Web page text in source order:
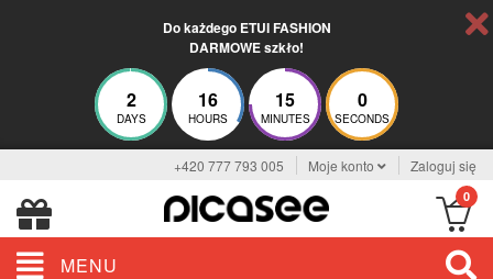
Do każdego ETUI FASHION
DARMOWE szkło!
2
DAYS
16
HOURS
15
MINUTES
0
SECONDS
+420 777 793 005 Moje konto Zaloguj się
0
MENU